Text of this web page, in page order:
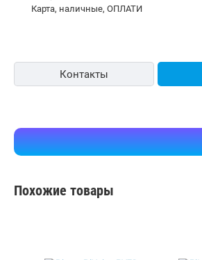
карта, наличные, ОПЛАТИ
Контакты
Похожие товары